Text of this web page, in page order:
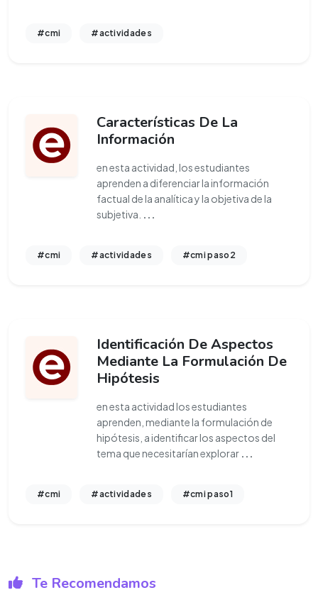
#cmi #actividades
Características De La
Información
en esta actividad, los estudiantes
aprenden a diferenciar la información
factual de la analítica y la objetiva de la
subjetiva. ...
#cmi #actividades #cmi paso2
Identificación De Aspectos
Mediante La Formulación De
Hipótesis
en esta actividad los estudiantes
aprenden, mediante la formulación de
hipótesis, a identificar los aspectos del
tema que necesitarían explorar ...
#cmi #actividades #cmi paso1
Te Recomendamos